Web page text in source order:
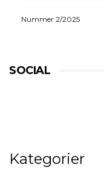
Nummer 2/2025
SOCIAL
Kategorier